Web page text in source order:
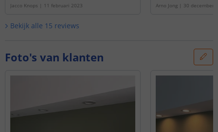
Jacco Knops | 11 februari 2023 Arno Jong| 30 december
Bekijk alle 15 reviews
Foto's van klanten